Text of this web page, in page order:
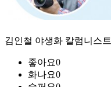
김인철 야생화 칼럼니스트
좋아요0
화나요0